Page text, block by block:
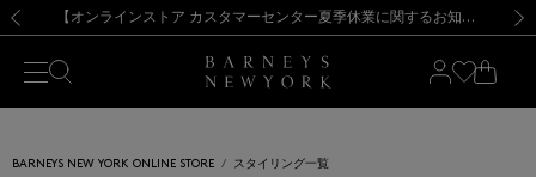
新規登録のお客様も対象！＜MY BARNEYS＞会員のお客様は11,000円（税込）以上のお買上げで常時送料無料！お買い物の際は会員登録を！
【夏季休業に伴う出荷一時停止のお知らせ】(2026.8.7) 【オンラインストア カスタマーセンター夏季休業に関するお知らせ】（2026.8.7）
【夏季休業に伴う返品・交換承り一時停止のお知らせ】（2026.8.5）
熊本県を中心とした地震の影響によるお荷物のお届けについて
【開催中】SUMMER SALEのご案内・ご注意事項 新規登録のお客様も対象！＜MY BARNEYS＞会員のお客様は11,000円（税込）以上のお買上げで常時送料無料！お買い物の際は会員登録を！
【夏季休業に伴う出荷一時停止のお知らせ】(2026.8.7)
BARNEYS NEW YORK ONLINE STORE スタイリング一覧